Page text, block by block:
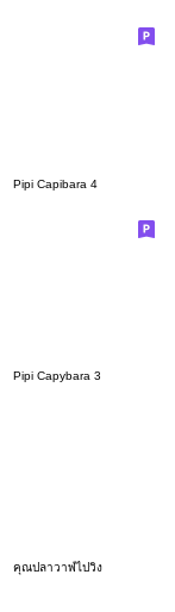
Pipi Capibara 4
Pipi Capybara 3
คุณปลาวาฬไปวิ่ง